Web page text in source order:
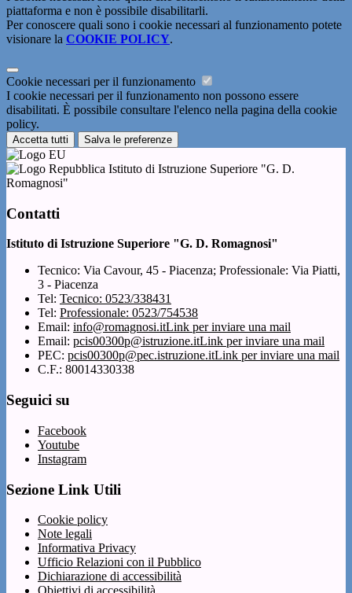
piattaforma e non è possibile disabilitarli.
Per conoscere quali sono i cookie necessari al funzionamento potete
visionare la COOKIE POLICY.
Cookie necessari per il funzionamento
I cookie necessari per il funzionamento non possono essere
disabilitati. È possibile consultare l'elenco nella pagina della cookie
policy.
Accetta tutti Salva le preferenze
Istituto di Istruzione Superiore "G. D.
Romagnosi"
Contatti
Istituto di Istruzione Superiore "G. D. Romagnosi"
Tecnico: Via Cavour, 45 - Piacenza; Professionale: Via Piatti,
3 - Piacenza
Tel: Tecnico: 0523/338431
Tel: Professionale: 0523/754538
Email: info@romagnosi.itLink per inviare una mail
Email: pcis00300p@istruzione.itLink per inviare una mail
PEC: pcis00300p@pec.istruzione.itLink per inviare una mail
C.F.: 80014330338
Seguici su
Facebook
Youtube
Instagram
Sezione Link Utili
Cookie policy
Note legali
Informativa Privacy
Ufficio Relazioni con il Pubblico
Dichiarazione di accessibilità